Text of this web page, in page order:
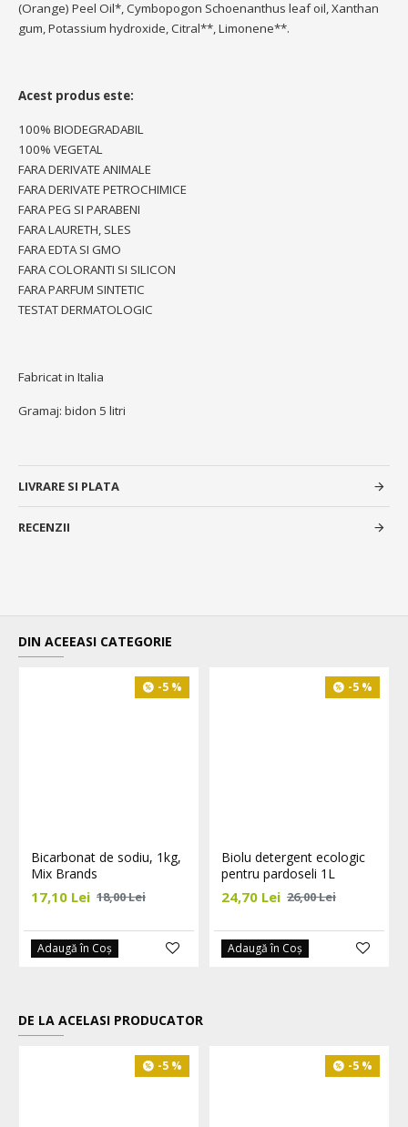
(Orange) Peel Oil*, Cymbopogon Schoenanthus leaf oil, Xanthan
gum, Potassium hydroxide, Citral**, Limonene**.
Acest produs este:
100% BIODEGRADABIL
100% VEGETAL
FARA DERIVATE ANIMALE
FARA DERIVATE PETROCHIMICE
FARA PEG SI PARABENI
FARA LAURETH, SLES
FARA EDTA SI GMO
FARA COLORANTI SI SILICON
FARA PARFUM SINTETIC
TESTAT DERMATOLOGIC
Fabricat in Italia
Gramaj: bidon 5 litri
LIVRARE SI PLATA
RECENZII
DIN ACEEASI CATEGORIE
-5 %
Bicarbonat de sodiu, 1kg,
Mix Brands
17,10 Lei 18,00 Lei
Adaugă în Coş
-5 %
Biolu detergent ecologic
pentru pardoseli 1L
24,70 Lei 26,00 Lei
Adaugă în Coş
DE LA ACELASI PRODUCATOR
-5 % -5 %